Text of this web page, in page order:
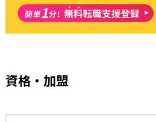
資格・加盟